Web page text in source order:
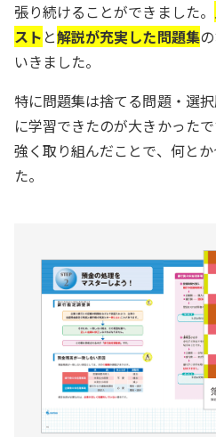
張り続けることができました。
スト と解説が充実した問題集
いきました。
特に問題集は捨てる問題・選
に学習できたのが大きかった
強く取り組んだことで、何と
た。